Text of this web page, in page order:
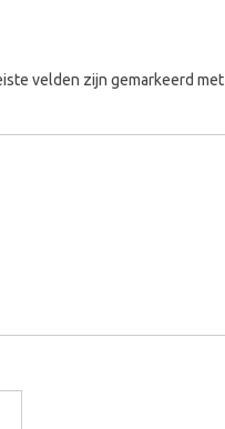
velden zijn gemarkeerd met